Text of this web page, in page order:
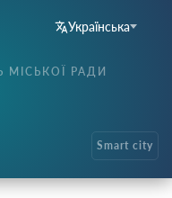
Українська
МІСЬКОЇ РАДИ
Smart city